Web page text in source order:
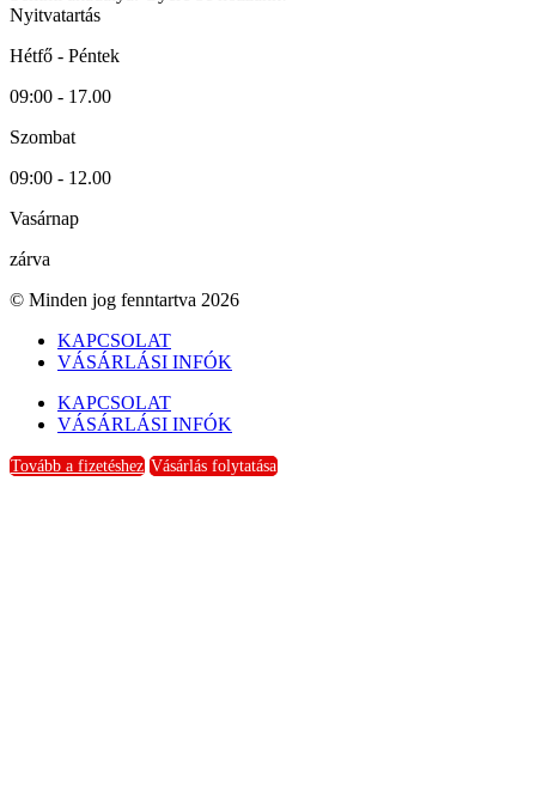
Nyitvatartás
Hétfő - Péntek
09:00 - 17.00
Szombat
09:00 - 12.00
Vasárnap
zárva
© Minden jog fenntartva 2026
KAPCSOLAT
VÁSÁRLÁSI INFÓK
KAPCSOLAT
VÁSÁRLÁSI INFÓK
Tovább a fizetéshez Vásárlás folytatása